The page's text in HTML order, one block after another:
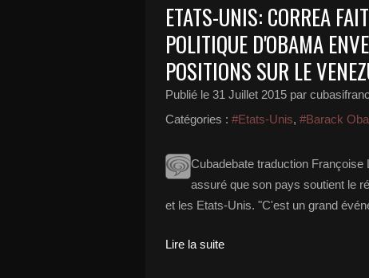
ETATS-UNIS: CORREA
POLITIQUE D'OBAMA
POSITIONS SUR LE
Publié le 31 Juillet 2015 par
Catégories : #Etats-Unis, #Barack
Cubadebate traduction Françoise
assuré que son pays soutient le
et les Etats-Unis. "C'est un grand
Lire la suite